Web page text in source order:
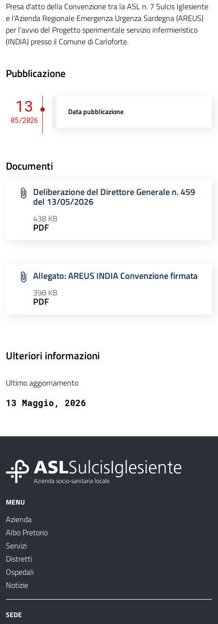
Presa d'atto della Convenzione tra la ASL n. 7 Sulcis Iglesiente
e l'Azienda Regionale Emergenza Urgenza Sardegna (AREUS)
per l'avvio del Progetto sperimentale servizio infermieristico
(INDIA) presso il Comune di Carloforte.
Pubblicazione
13
05/2026
Data pubblicazione
Documenti
Deliberazione del Direttore Generale n. 459
del 13/05/2026
438 KB
PDF
Allegato: AREUS INDIA Convenzione firmata
398 KB
PDF
Ulteriori informazioni
Ultimo aggiornamento
13 Maggio, 2026
MENU
Azienda
Albo Pretorio
Servizi
Distretti
Ospedali
Notizie
SEDE